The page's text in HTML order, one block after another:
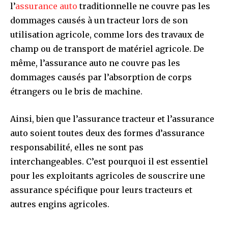
l’assurance auto traditionnelle ne couvre pas les
dommages causés à un tracteur lors de son
utilisation agricole, comme lors des travaux de
champ ou de transport de matériel agricole. De
même, l’assurance auto ne couvre pas les
dommages causés par l’absorption de corps
étrangers ou le bris de machine.
Ainsi, bien que l’assurance tracteur et l’assurance
auto soient toutes deux des formes d’assurance
responsabilité, elles ne sont pas
interchangeables. C’est pourquoi il est essentiel
pour les exploitants agricoles de souscrire une
assurance spécifique pour leurs tracteurs et
autres engins agricoles.